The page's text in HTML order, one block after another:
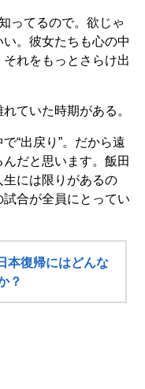
ってるので。欲じゃ
。彼女たちも心の中
れをもっとさらけ出
ていた時期がある。
“出戻り”。だから遠
だと思います。飯田
生には限りがあるの
合が全員にとってい
本復帰にはどんな
？